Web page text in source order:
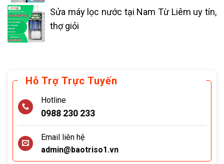
Hỗ Trợ Trực Tuyến
Hotline
0988 230 233
Email liên hệ
admin@baotriso1.vn
Sửa máy lọc nước tại Nam Từ Liêm uy tín,
thợ giỏi